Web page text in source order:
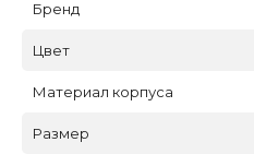
Бренд
Цвет
Материал корпуса
Размер